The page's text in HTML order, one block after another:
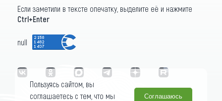
Если заметили в тексте опечатку, выделите её и нажмите
Ctrl+Enter
null
Пользуясь сайтом, вы
соглашаетесь с тем, что мы
Соглашаюсь